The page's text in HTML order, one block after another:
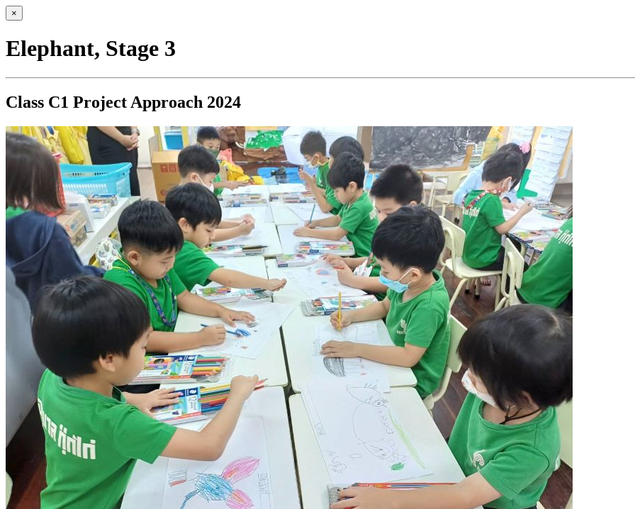
×
Elephant, Stage 3
Class C1 Project Approach 2024